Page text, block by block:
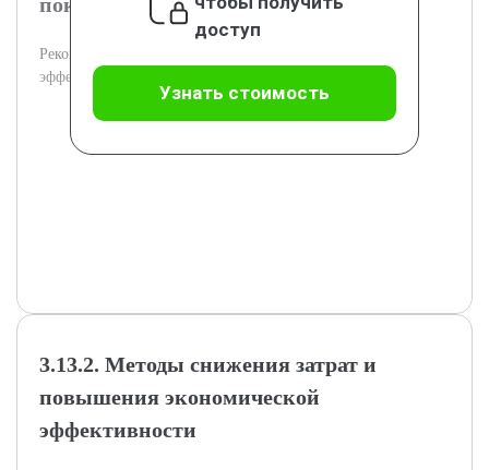
Рекомендации по повышению технико-экономической
эффективности предприятия.
доступ
Узнать стоимость
3.13.2. Методы снижения затрат и
повышения экономической
эффективности